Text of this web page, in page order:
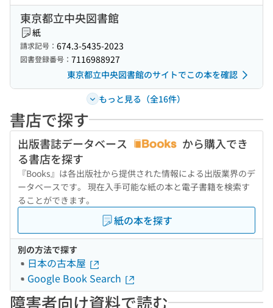
東京都立中央図書館
紙
請求記号： 674.3-5435-2023
図書登録番号： 7116988927
東京都立中央図書館のサイトでこの本を確認
もっと見る（全16件）
書店で探す
出版書誌データベース
から購入でき
る書店を探す
『Books』は各出版社から提供された情報による出版業界のデ
ータベースです。 現在入手可能な紙の本と電子書籍を検索す
ることができます。
紙の本を探す
別の方法で探す
日本の古本屋
Google Book Search
障害者向け資料で読む